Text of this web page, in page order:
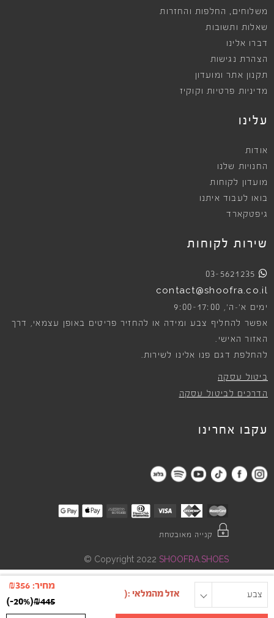
צבע מידה
מחיר: ₪356
₪445
(
-20%
)
משלוחים , החלפות והחזרות
שאלות ותשובות
דברו אלינו
הצהרת נגישות
תקנון אתר ומועדון
מדיניות פרטיות וקוקיז
עלינו
אודות
החנויות שלנו
מועדון לקוחות
בואו לעבוד איתנו
גיפטקארד
שירות לקוחות
03-5621235
contact@shoofra.co.il
ימים א׳-ה׳, 9:00-17:00
אפשר להחליף צבע ומידה או להחזיר פריטים באופן עצמאי, דרך
האזור האישי.
להחלפת דגם פנו אלינו לשירות.
ביטול עסקה
הדרכים לביטול עסקה
עקבו אחרינו
קנייה מאובטחת
Copyright 2022 SHOOFRA.SHOES
©